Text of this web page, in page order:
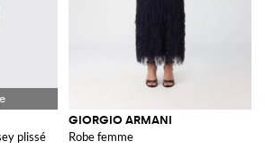
plissé
GIORGIO ARMANI
Robe femme